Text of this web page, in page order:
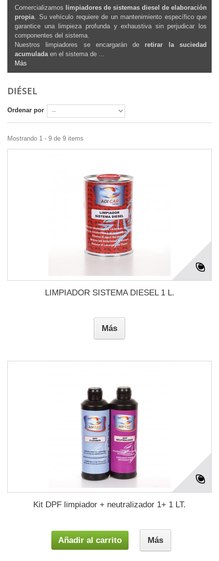
Comercializamos
limpiadores de sistemas diesel de elaboración
propia. Su vehículo requiere de un mantenimiento específico que
garantice una limpieza profunda y exhaustiva sin perjudicar los
componentes del sistema.
Nuestros limpiadores se encargarán de retirar la suciedad
acumuladaen el sistema de ...
Más
DIÉSEL
Ordenar por
Mostrando 1 - 9 de 9 items
LIMPIADOR SISTEMA DIESEL 1 L.
Más
Kit DPF limpiador + neutralizador 1+ 1 LT.
Añadir al carrito Más